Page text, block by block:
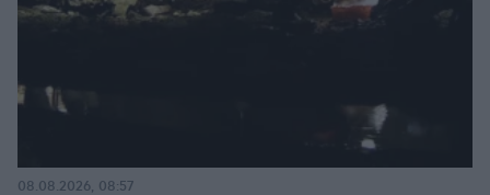
08.08.2026, 08:57